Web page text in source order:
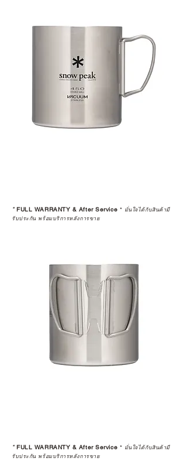
*FULL WARRANTY & After Service * มั่นใจได้กับสินค้ามี
รับประกัน พร้อมบริการหลังการขาย
*FULL WARRANTY & After Service * มั่นใจได้กับสินค้ามี
รับประกัน พร้อมบริการหลังการขาย